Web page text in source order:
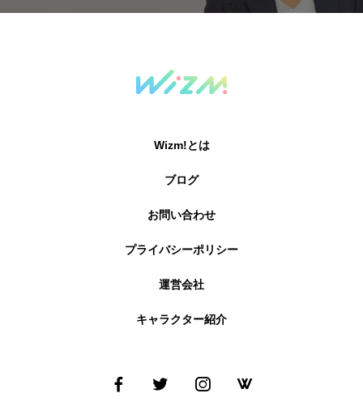
Wizm!とは
ブログ
お問い合わせ
プライバシーポリシー
運営会社
キャラクター紹介